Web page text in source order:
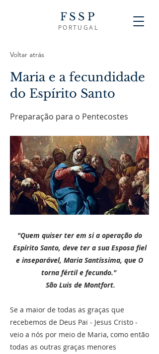
FSSP
PORTUGAL
Voltar atrás
Maria e a fecundidade
do Espírito Santo
Preparação para o Pentecostes
"Quem quiser ter em si a operação do
Espírito Santo, deve ter a sua Esposa fiel
e inseparável, Maria Santíssima, que O
torna fértil e fecundo."
São Luis de Montfort.
Se a maior de todas as graças que
recebemos de Deus Pai - Jesus Cristo -
veio a nós por meio de Maria, como então
todas as outras graças menores